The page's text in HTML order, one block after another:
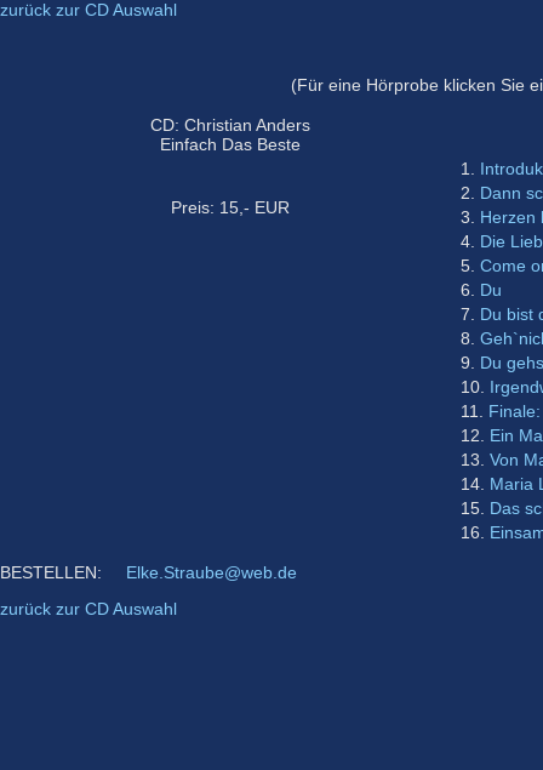
zurück zur CD Auswahl
(Für eine Hörprobe klicken Sie
CD: Christian Anders
Einfach Das Beste
Preis: 15,- EUR
1.
2. Dann
3. Herzen
4. Die
5. Come
6. Du
7. Du bist
8.
9. Du
10.
11.
12. Ein
13. Von
14. Maria
15. Das
16.
BESTELLEN: Elke.Straube@web.de
zurück zur CD Auswahl